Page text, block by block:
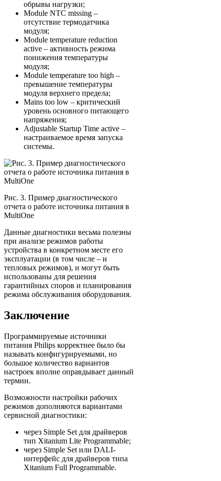
обрывы нагрузки;
Module NTC missing –
отсутствие термодатчика
модуля;
Module temperature reduction
active – активность режима
понижения температуры
модуля;
Module temperature too high –
превышение температуры
модуля верхнего предела;
Mains too low – критический
уровень основного питающего
напряжения;
Adjustable Startup Time active –
настраиваемое время запуска
системы.
Рис. 3. Пример диагностического
отчета о работе источника питания в
MultiOne
Данные диагностики весьма полезны
при анализе режимов работы
устройства в конкретном месте его
эксплуатации (в том числе – и
тепловых режимов), и могут быть
использованы для решения
гарантийных споров и планирования
режима обслуживания оборудования.
Заключение
Программируемые источники
питания Philips корректнее было бы
называть конфигурируемыми, но
большое количество вариантов
настроек вполне оправдывает данный
термин.
Возможности настройки рабочих
режимов дополняются вариантами
сервисной диагностики:
через Simple Set для драйверов
тип Xitanium Lite Programmable;
через Simple Set или DALI-
интерфейс для драйверов типа
Xitanium Full Programmable.